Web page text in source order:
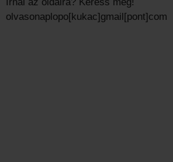
olvasonaplopo[kukac]gmail[pont]com